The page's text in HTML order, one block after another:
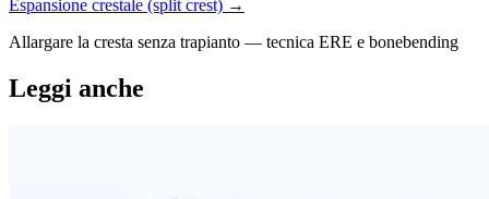
Espansione crestale (split crest) →
Allargare la cresta senza trapianto — tecnica ERE e bonebending
Leggi anche